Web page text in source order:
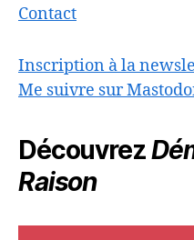
Contact
Inscription à la
Me suivre sur
Découvrez
Raison